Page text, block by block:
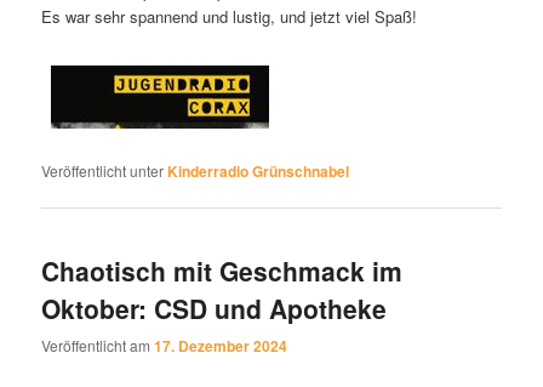
Es war sehr spannend und lustig, und jetzt viel Spaß!
Veröffentlicht unterKinderradio Grünschnabel
Chaotisch mit Geschmack im
Oktober: CSD und Apotheke
Veröffentlicht am17. Dezember 2024